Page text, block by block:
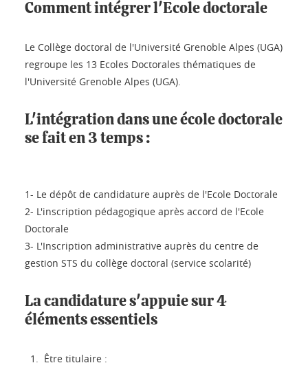
Comment intégrer l'Ecole doctorale
Le Collège doctoral de l'Université Grenoble Alpes (UGA)
regroupe les 13 Ecoles Doctorales thématiques de
l'Université Grenoble Alpes (UGA).
L'intégration dans une école doctorale
se fait en 3 temps :
1- Le dépôt de candidature auprès de l'Ecole Doctorale
2- L'inscription pédagogique après accord de l'Ecole
Doctorale
3- L'Inscription administrative auprès du centre de
gestion STS du collège doctoral (service scolarité)
La candidature s'appuie sur 4
éléments essentiels
Être titulaire :